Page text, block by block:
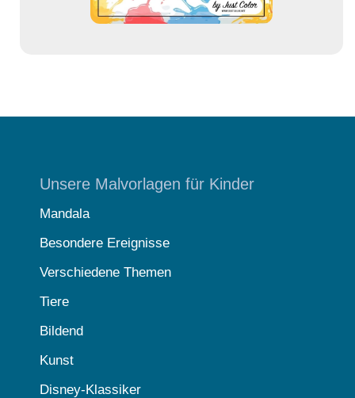
Unsere Malvorlagen für Kinder
Mandala
Besondere Ereignisse
Verschiedene Themen
Tiere
Bildend
Kunst
Disney-Klassiker